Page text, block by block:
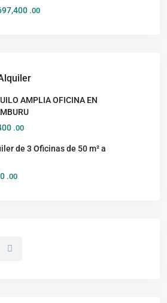
.00
AMPLIA OFICINA EN
.00
de 3 Oficinas de 50 m² a
.00